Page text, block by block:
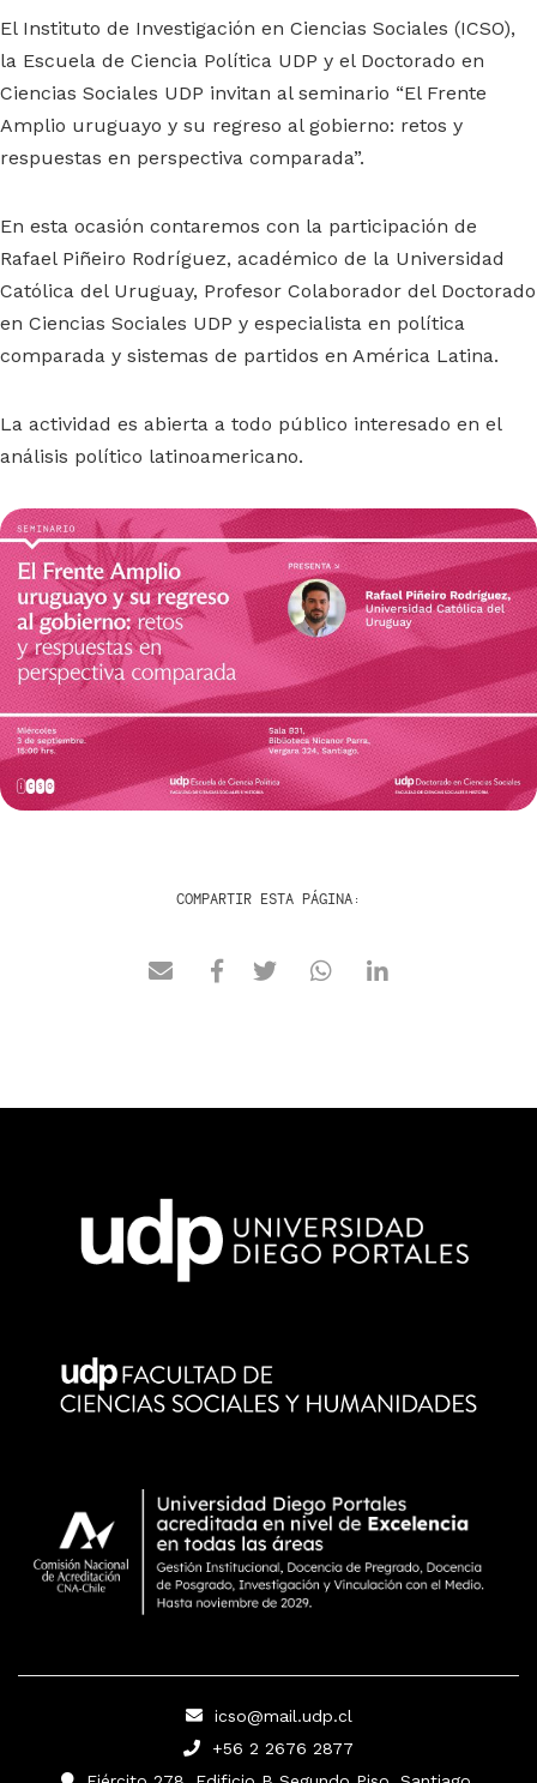
El Instituto de Investigación en Ciencias Sociales (ICSO),
la Escuela de Ciencia Política UDP y el Doctorado en
Ciencias Sociales UDP invitan al seminario “El Frente
Amplio uruguayo y su regreso al gobierno: retos y
respuestas en perspectiva comparada”.
En esta ocasión contaremos con la participación de
Rafael Piñeiro Rodríguez, académico de la Universidad
Católica del Uruguay, Profesor Colaborador del Doctorado
en Ciencias Sociales UDP y especialista en política
comparada y sistemas de partidos en América Latina.
La actividad es abierta a todo público interesado en el
análisis político latinoamericano.
COMPARTIR ESTA PÁGINA:
icso@mail.udp.cl
+56 2 2676 2877